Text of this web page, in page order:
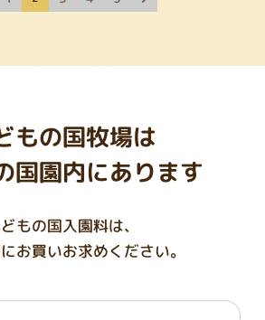
もの国牧場は
国園内にあります
もの国入園料は、
お買いお求めください。